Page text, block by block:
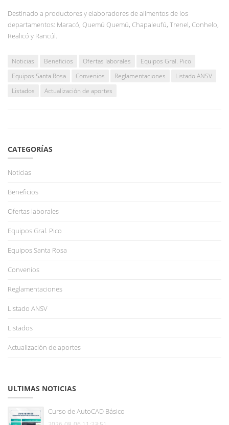
Destinado a productores y elaboradores de alimentos de los
departamentos: Maracó, Quemú Quemú, Chapaleufú, Trenel, Conhelo,
Realicó y Rancúl.
Noticias Beneficios Ofertas laborales
Equipos Gral. Pico
Equipos Santa Rosa
Convenios Reglamentaciones
Listado ANSV
Listados
Actualización de aportes
CATEGORÍAS
Noticias
Beneficios
Ofertas laborales
Equipos Gral. Pico
Equipos Santa Rosa
Convenios
Reglamentaciones
Listado ANSV
Listados
Actualización de aportes
ULTIMAS NOTICIAS
Curso de AutoCAD Básico